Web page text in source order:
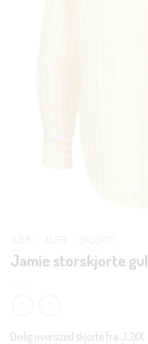
Jamie storskjorte gul
Deilig oversized skjorte fra JJXX.